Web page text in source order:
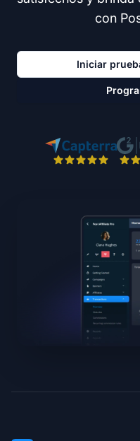
con
Iniciar